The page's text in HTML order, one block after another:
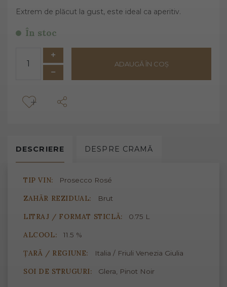
Extrem de plăcut la gust, este ideal ca aperitiv.
În stoc
ADAUGĂ ÎN COȘ
DESCRIERE DESPRE CRAMĂ
TIP VIN: Prosecco Rosé
ZAHĂR REZIDUAL: Brut
LITRAJ / FORMAT STICLĂ: 0.75 L
ALCOOL: 11.5 %
ȚARĂ / REGIUNE: Italia / Friuli Venezia Giulia
SOI DE STRUGURI: Glera, Pinot Noir